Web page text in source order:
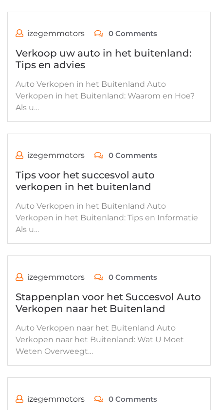
izegemmotors 0 Comments
Verkoop uw auto in het buitenland:
Tips en advies
Auto Verkopen in het Buitenland Auto
Verkopen in het Buitenland: Waarom en Hoe?
Als u…
izegemmotors 0 Comments
Tips voor het succesvol auto
verkopen in het buitenland
Auto Verkopen in het Buitenland Auto
Verkopen in het Buitenland: Tips en Informatie
Als u…
izegemmotors 0 Comments
Stappenplan voor het Succesvol Auto
Verkopen naar het Buitenland
Auto Verkopen naar het Buitenland Auto
Verkopen naar het Buitenland: Wat U Moet
Weten Overweegt…
izegemmotors 0 Comments